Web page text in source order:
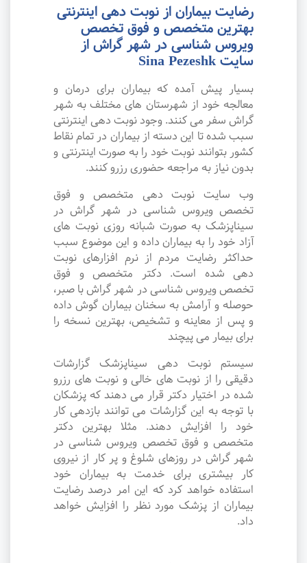
رضایت بیماران از نوبت دهی اینترنتی
بهترین متخصص و فوق تخصص
ویروس شناسی در شهر گراش از
سایت Sina Pezeshk
بسیار پیش آمده که بیماران برای درمان و
معالجه خود از شهرستان های مختلف به شهر
گراش سفر می کنند. وجود نوبت دهی اینترنتی
سبب شده تا این دسته از بیماران در تمام نقاط
کشور بتوانند نوبت خود را به صورت اینترنتی و
بدون نیاز به مراجعه حضوری رزرو کنند.
وب سایت نوبت دهی متخصص و فوق
تخصص ویروس شناسی در شهر گراش در
سیناپزشک به صورت شبانه روزی نوبت های
آزاد خود را به بیماران داده و این موضوع سبب
حداکثر رضایت مردم از نرم افزارهای نوبت
دهی شده است. دکتر متخصص و فوق
تخصص ویروس شناسی در شهر گراش با صبر،
حوصله و آرامش به سخنان بیماران گوش داده
و پس از معاینه و تشخیص، بهترین نسخه را
برای بیمار می پیچند
سیستم نوبت دهی سیناپزشک گزارشات
دقیقی را از نوبت های خالی و نوبت های رزرو
شده در اختیار دکتر قرار می دهند که پزشکان
با توجه به این گزارشات می توانند بازدهی کار
خود را افزایش دهند. مثلا بهترین دکتر
متخصص و فوق تخصص ویروس شناسی در
شهر گراش در روزهای شلوغ و پر کار از نیروی
کار بیشتری برای خدمت به بیماران خود
استفاده خواهد کرد که این امر درصد رضایت
بیماران از پزشک مورد نظر را افزایش خواهد
داد.